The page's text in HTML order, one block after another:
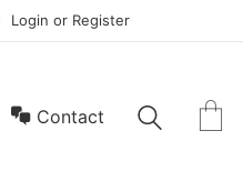
Login or Register
Contact